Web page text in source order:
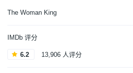
The Woman King
IMDb 评分
6.2 13,906 人评分